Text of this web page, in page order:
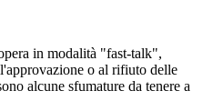
in modalità "fast-talk",
'approvazione o al rifiuto delle
alcune sfumature da tenere a